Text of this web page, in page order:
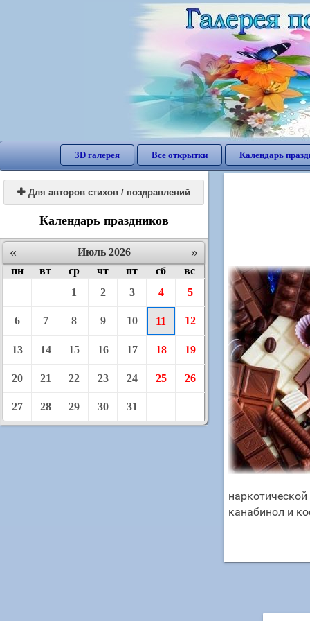
3D галерея Все открытки Календарь
 Для авторов стихов / поздравлений
Календарь праздников
« »
Июль 2026
пн
вт ср чт пт сб
вс
1
2 3 4 5
6 7 8 9 10 11 12
13 14 15 16 17 18 19
20 21 22 23 24 25 26
27 28 29 30 31
канабинол и